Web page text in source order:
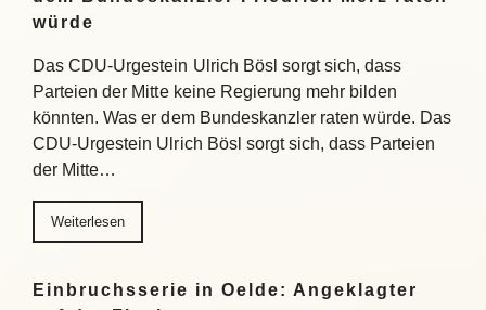
würde
Das CDU-Urgestein Ulrich Bösl sorgt sich, dass
Parteien der Mitte keine Regierung mehr bilden
könnten. Was er dem Bundeskanzler raten würde. Das
CDU-Urgestein Ulrich Bösl sorgt sich, dass Parteien
der Mitte…
Weiterlesen
Einbruchsserie in Oelde: Angeklagter